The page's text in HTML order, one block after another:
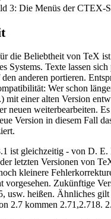
3: Die Menüs der CTEX-
die Beliebtheit von TeX
Systems. Texte lassen
anderen portieren.
Wer schon
mit einer alten Version
neuen weiterbearbeiten.
Version in diesem Fall
ist gleichzeitig - von D. E.
letzten Versionen von
kleinere
vorgesehen. Zukünftige
usw. heißen. Ähnliches
2.7 kommen 2.71,2.718.